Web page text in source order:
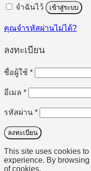
จำฉันไว้ เข้าสู่ระบบ
คุณจำรหัสผ่านไม่ได้?
ลงทะเบียน
ชื่อผู้ใช้ *ต้องการ
อีเมล *ต้องการ
รหัสผ่าน *ต้องการ
ลงทะเบียน
This site uses cookies
experience. By
of cookies.